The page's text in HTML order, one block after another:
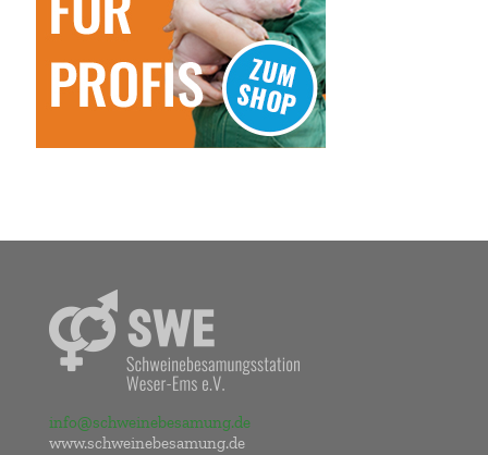
info@schweinebesamung.de
www.schweinebesamung.de